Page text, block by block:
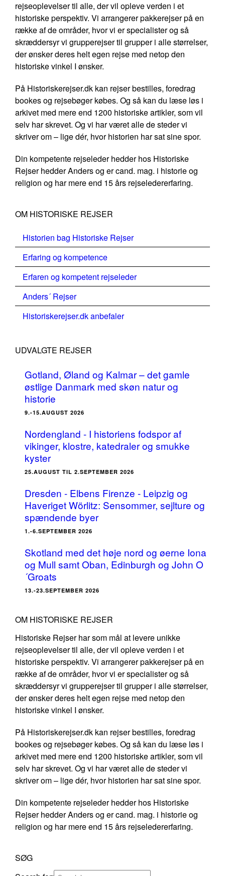
rejseoplevelser til alle, der vil opleve verden i et
historiske perspektiv. Vi arrangerer pakkerejser på en
række af de områder, hvor vi er specialister og så
skræddersyr vi grupperejser til grupper i alle størrelser,
der ønsker deres helt egen rejse med netop den
historiske vinkel I ønsker.
På Historiskerejser.dk kan rejser bestilles, foredrag
bookes og rejsebøger købes. Og så kan du læse løs i
arkivet med mere end 1200 historiske artikler, som vil
selv har skrevet. Og vi har været alle de steder vi
skriver om – lige dér, hvor historien har sat sine spor.
Din kompetente rejseleder hedder hos Historiske
Rejser hedder Anders og er cand. mag. i historie og
religion og har mere end 15 års rejseledererfaring.
OM HISTORISKE REJSER
Historien bag Historiske Rejser
Erfaring og kompetence
Erfaren og kompetent rejseleder
Anders´ Rejser
Historiskerejser.dk anbefaler
UDVALGTE REJSER
Gotland, Øland og Kalmar – det gamle
østlige Danmark med skøn natur og
historie
9.-15.AUGUST 2026
Nordengland - I historiens fodspor af
vikinger, klostre, katedraler og smukke
kyster
25.AUGUST TIL 2.SEPTEMBER 2026
Dresden - Elbens Firenze - Leipzig og
Haveriget Wörlitz: Sensommer, sejlture og
spændende byer
1.-6.SEPTEMBER 2026
Skotland med det høje nord og øerne Iona
og Mull samt Oban, Edinburgh og John O
´Groats
13.-23.SEPTEMBER 2026
OM HISTORISKE REJSER
Historiske Rejser har som mål at levere unikke
rejseoplevelser til alle, der vil opleve verden i et
historiske perspektiv. Vi arrangerer pakkerejser på en
række af de områder, hvor vi er specialister og så
skræddersyr vi grupperejser til grupper i alle størrelser,
der ønsker deres helt egen rejse med netop den
historiske vinkel I ønsker.
På Historiskerejser.dk kan rejser bestilles, foredrag
bookes og rejsebøger købes. Og så kan du læse løs i
arkivet med mere end 1200 historiske artikler, som vil
selv har skrevet. Og vi har været alle de steder vi
skriver om – lige dér, hvor historien har sat sine spor.
Din kompetente rejseleder hedder hos Historiske
Rejser hedder Anders og er cand. mag. i historie og
religion og har mere end 15 års rejseledererfaring.
SØG